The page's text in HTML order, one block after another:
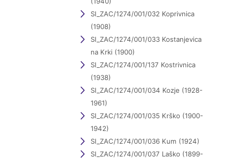
SI_ZAC/1274/001/032 Koprivnica
(1908)
SI_ZAC/1274/001/033 Kostanjevica
na Krki (1900)
SI_ZAC/1274/001/137 Kostrivnica
(1938)
SI_ZAC/1274/001/034 Kozje (1928-
1961)
SI_ZAC/1274/001/035 Krško (1900-
1942)
SI_ZAC/1274/001/036 Kum (1924)
SI_ZAC/1274/001/037 Laško (1899-